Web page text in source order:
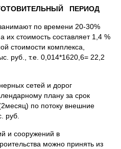
ПЕРИОД
по времени 20-30%
их стоимость составляет 1,4 %
стоимости комплекса,
руб., т.е. 0,014*1620,6= 22,2
сетей и дорог
плану за срок
по потоку внешние
руб.
и сооружений в
можно принять из